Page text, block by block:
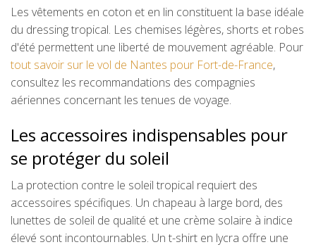
Les vêtements en coton et en lin constituent la base idéale
du dressing tropical. Les chemises légères, shorts et robes
d'été permettent une liberté de mouvement agréable. Pour
tout savoir sur le vol de Nantes pour Fort-de-France,
consultez les recommandations des compagnies
aériennes concernant les tenues de voyage.
Les accessoires indispensables pour
se protéger du soleil
La protection contre le soleil tropical requiert des
accessoires spécifiques. Un chapeau à large bord, des
lunettes de soleil de qualité et une crème solaire à indice
élevé sont incontournables. Un t-shirt en lycra offre une